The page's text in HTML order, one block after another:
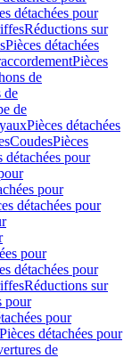
détachées pour
Réductions sur
Pièces détachées
Pièces
de
de
de
Pièces détachées
CoudesPièces
détachées pour
pour
détachées pour
pour
détachées pour
Réductions sur
pour
pour
Pièces détachées pour
de